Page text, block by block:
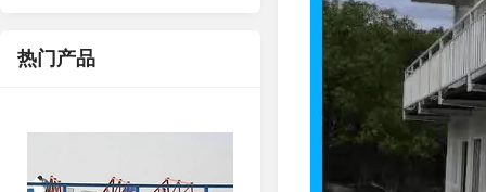
热门产品